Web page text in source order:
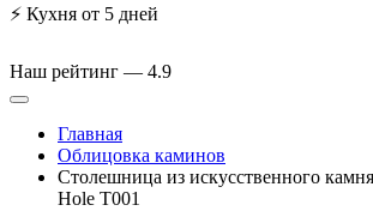
⚡ Кухня от 5 дней
Наш рейтинг — 4.9
Главная
Облицовка каминов
Столешница из искусственного
Hole T001